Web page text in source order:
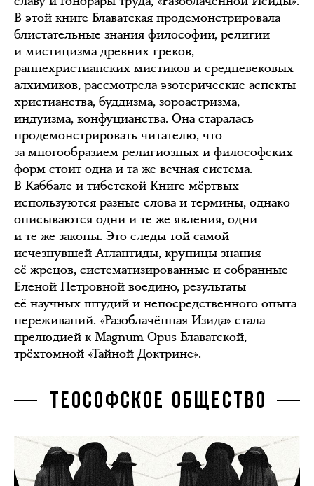
В этой книге Блаватская продемонстрировала
блистательные знания философии, религии
и мистицизма древних греков,
раннехристианских мистиков и средневековых
алхимиков, рассмотрела эзотерические аспекты
христианства, буддизма, зороастризма,
индуизма, конфуцианства. Она старалась
продемонстрировать читателю, что
за многообразием религиозных и философских
форм стоит одна и та же вечная система.
В Каббале и тибетской Книге мёртвых
используются разные слова и термины, однако
описываются одни и те же явления, одни
и те же законы. Это следы той самой
исчезнувшей Атлантиды, крупицы знания
её жрецов, систематизированные и собранные
Еленой Петровной воедино, результаты
её научных штудий и непосредственного опыта
переживаний. «Разоблачённая Изида» стала
прелюдией к Magnum Opus Блаватской,
трёхтомной «Тайной Доктрине».
ТЕОСОФСКОЕ ОБЩЕСТВО